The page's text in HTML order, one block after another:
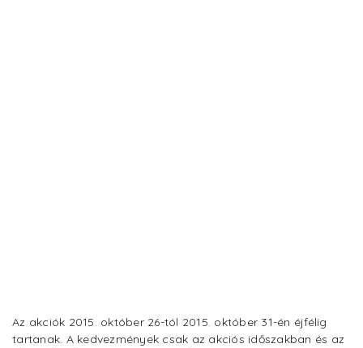
Az akciók 2015. október 26-tól 2015. október 31-én éjfélig
tartanak. A kedvezmények csak az akciós időszakban és az